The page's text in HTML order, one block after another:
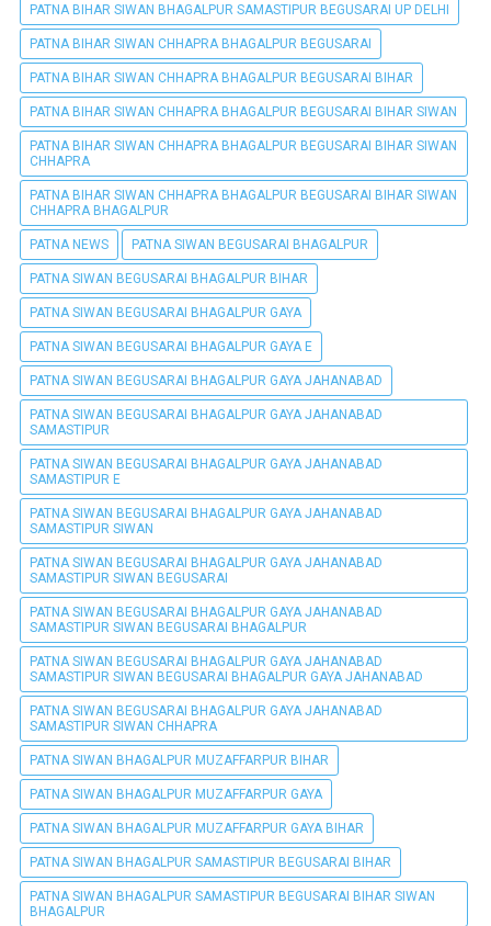
PATNA BIHAR SIWAN BHAGALPUR SAMASTIPUR BEGUSARAI UP DELHI
PATNA BIHAR SIWAN CHHAPRA BHAGALPUR BEGUSARAI
PATNA BIHAR SIWAN CHHAPRA BHAGALPUR BEGUSARAI BIHAR
PATNA BIHAR SIWAN CHHAPRA BHAGALPUR BEGUSARAI BIHAR SIWAN
PATNA BIHAR SIWAN CHHAPRA BHAGALPUR BEGUSARAI BIHAR SIWAN
CHHAPRA
PATNA BIHAR SIWAN CHHAPRA BHAGALPUR BEGUSARAI BIHAR SIWAN
CHHAPRA BHAGALPUR
PATNA NEWS PATNA SIWAN BEGUSARAI BHAGALPUR
PATNA SIWAN BEGUSARAI BHAGALPUR BIHAR
PATNA SIWAN BEGUSARAI BHAGALPUR GAYA
PATNA SIWAN BEGUSARAI BHAGALPUR GAYA E
PATNA SIWAN BEGUSARAI BHAGALPUR GAYA JAHANABAD
PATNA SIWAN BEGUSARAI BHAGALPUR GAYA JAHANABAD
SAMASTIPUR
PATNA SIWAN BEGUSARAI BHAGALPUR GAYA JAHANABAD
SAMASTIPUR E
PATNA SIWAN BEGUSARAI BHAGALPUR GAYA JAHANABAD
SAMASTIPUR SIWAN
PATNA SIWAN BEGUSARAI BHAGALPUR GAYA JAHANABAD
SAMASTIPUR SIWAN BEGUSARAI
PATNA SIWAN BEGUSARAI BHAGALPUR GAYA JAHANABAD
SAMASTIPUR SIWAN BEGUSARAI BHAGALPUR
PATNA SIWAN BEGUSARAI BHAGALPUR GAYA JAHANABAD
SAMASTIPUR SIWAN BEGUSARAI BHAGALPUR GAYA JAHANABAD
PATNA SIWAN BEGUSARAI BHAGALPUR GAYA JAHANABAD
SAMASTIPUR SIWAN CHHAPRA
PATNA SIWAN BHAGALPUR MUZAFFARPUR BIHAR
PATNA SIWAN BHAGALPUR MUZAFFARPUR GAYA
PATNA SIWAN BHAGALPUR MUZAFFARPUR GAYA BIHAR
PATNA SIWAN BHAGALPUR SAMASTIPUR BEGUSARAI BIHAR
PATNA SIWAN BHAGALPUR SAMASTIPUR BEGUSARAI BIHAR SIWAN
BHAGALPUR